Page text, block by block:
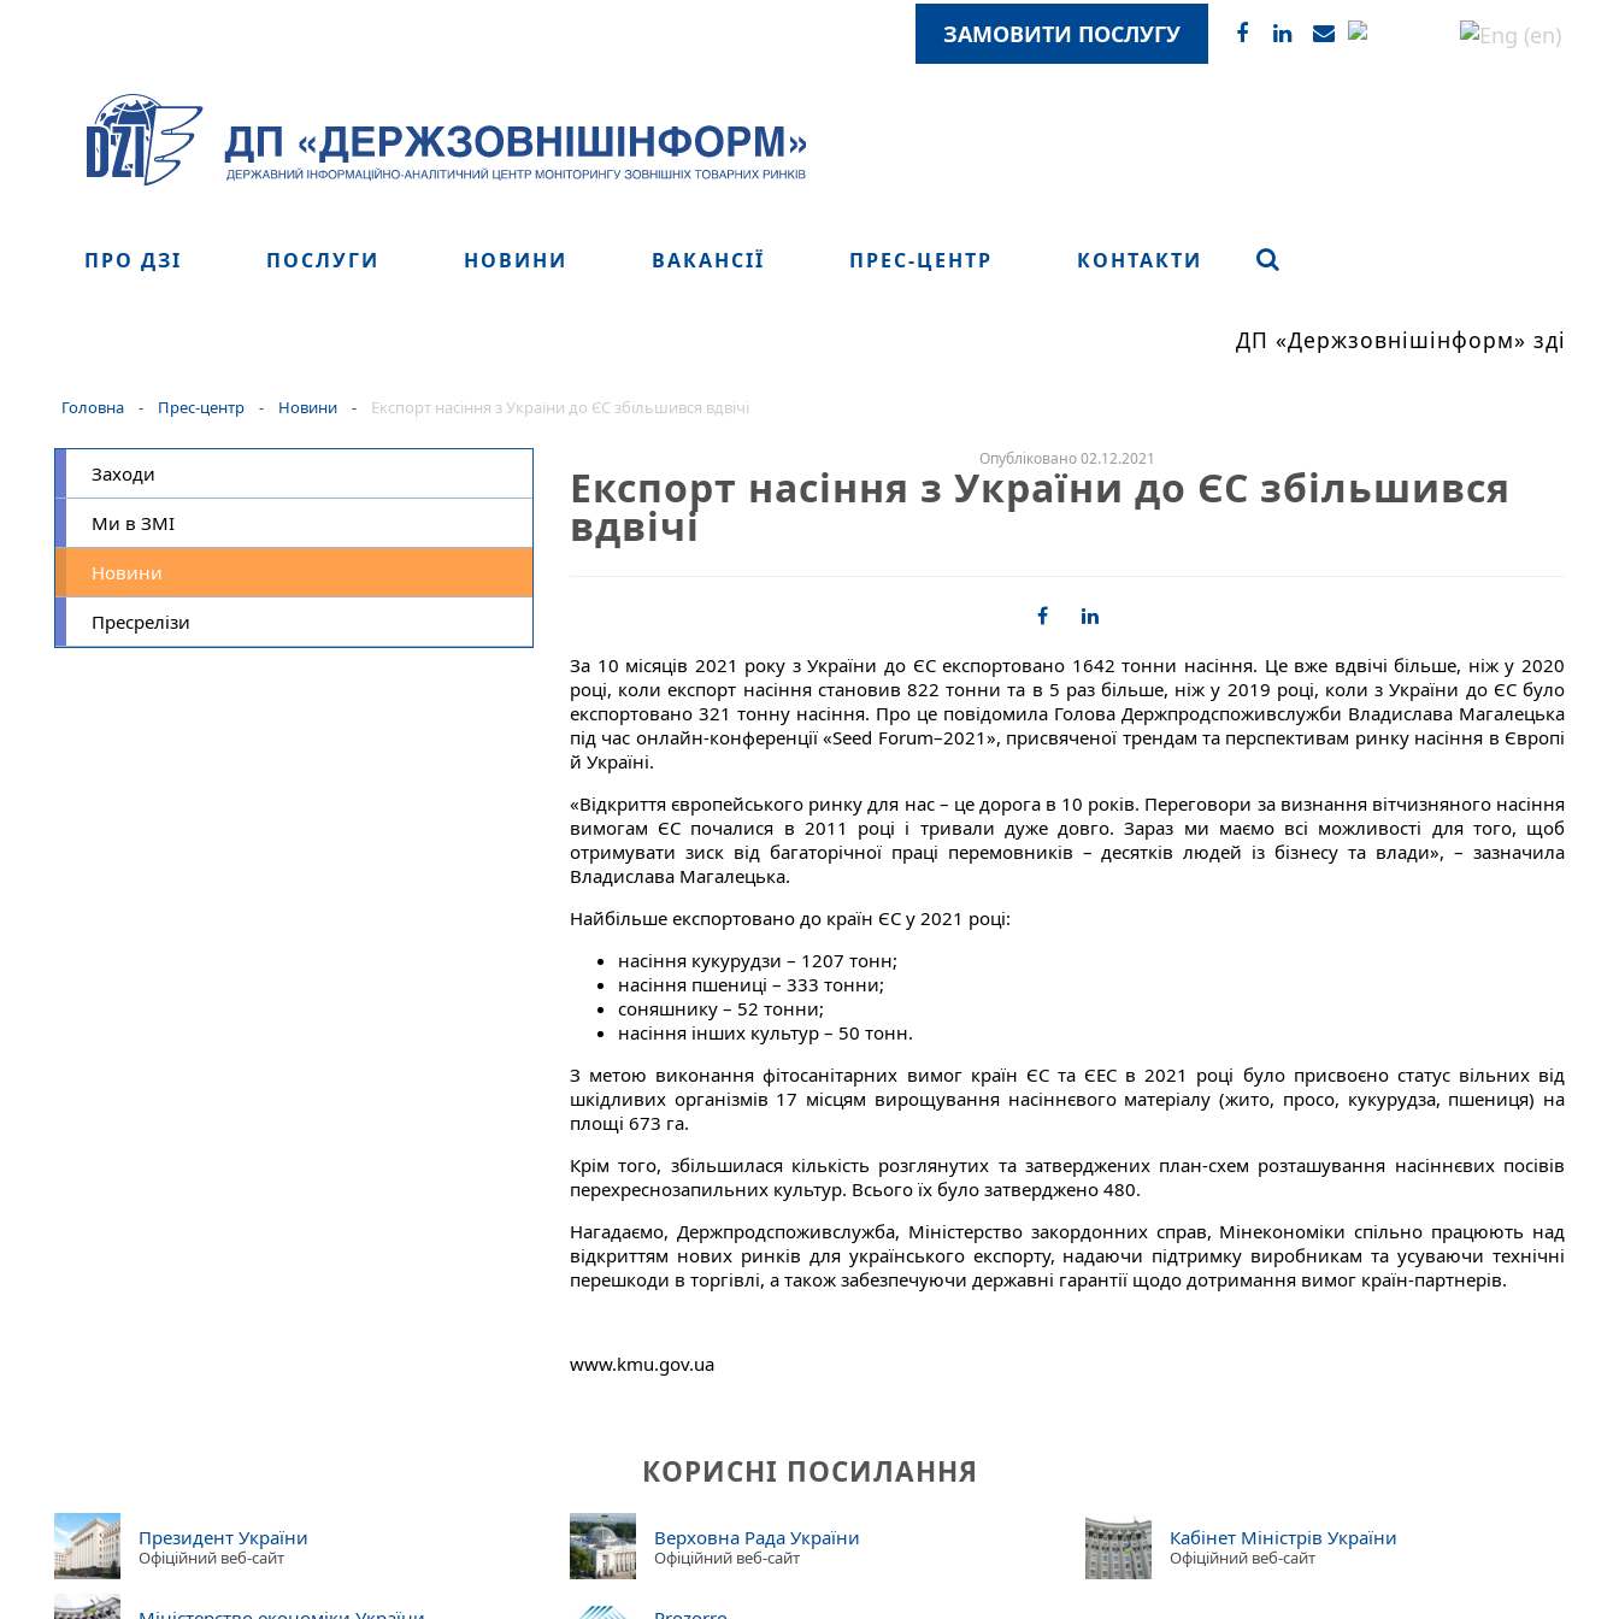
ЗАМОВИТИ ПОСЛУГУ
ПРО ДЗІ ПОСЛУГИ НОВИНИ ВАКАНСІЇ ПРЕС-ЦЕНТР КОНТАКТИ
ДП «Держзовнішінформ»
Головна - Прес-центр - Новини - Експорт насіння з України до ЄС збільшився вдвічі
Заходи
Ми в ЗМІ
Новини
Пресрелізи
Опубліковано 02.12.2021
Експорт насіння з України до ЄС збільшився
вдвічі
За 10 місяців 2021 року з України до ЄС експортовано 1642 тонни насіння. Це вже вдвічі більше, ніж у 2020
році, коли експорт насіння становив 822 тонни та в 5 раз більше, ніж у 2019 році, коли з України до ЄС було
експортовано 321 тонну насіння. Про це повідомила Голова Держпродспоживслужби Владислава Магалецька
під час онлайн-конференції «Seed Forum–2021», присвяченої трендам та перспективам ринку насіння в Європі
й Україні.
«Відкриття європейського ринку для нас – це дорога в 10 років. Переговори за визнання вітчизняного насіння
вимогам ЄС почалися в 2011 році і тривали дуже довго. Зараз ми маємо всі можливості для того, щоб
отримувати зиск від багаторічної праці перемовників – десятків людей із бізнесу та влади», – зазначила
Владислава Магалецька.
Найбільше експортовано до країн ЄС у 2021 році:
насіння кукурудзи – 1207 тонн;
насіння пшениці – 333 тонни;
соняшнику – 52 тонни;
насіння інших культур – 50 тонн.
З метою виконання фітосанітарних вимог країн ЄС та ЄЕС в 2021 році було присвоєно статус вільних від
шкідливих організмів 17 місцям вирощування насіннєвого матеріалу (жито, просо, кукурудза, пшениця) на
площі 673 га.
Крім того, збільшилася кількість розглянутих та затверджених план-схем розташування насіннєвих посівів
перехреснозапильних культур. Всього їх було затверджено 480.
Нагадаємо, Держпродспоживслужба, Міністерство закордонних справ, Мінекономіки спільно працюють над
відкриттям нових ринків для українського експорту, надаючи підтримку виробникам та усуваючи технічні
перешкоди в торгівлі, а також забезпечуючи державні гарантії щодо дотримання вимог країн-партнерів.
www.kmu.gov.ua
КОРИСНІ ПОСИЛАННЯ
Президент України
Офіційний веб-сайт
Верховна Рада України
Офіційний веб-сайт
Кабінет Міністрів України
Офіційний веб-сайт